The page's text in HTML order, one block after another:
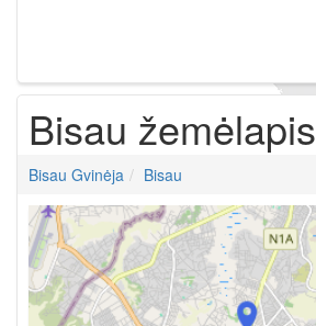
Bisau žemėlapis
Bisau Gvinėja Bisau